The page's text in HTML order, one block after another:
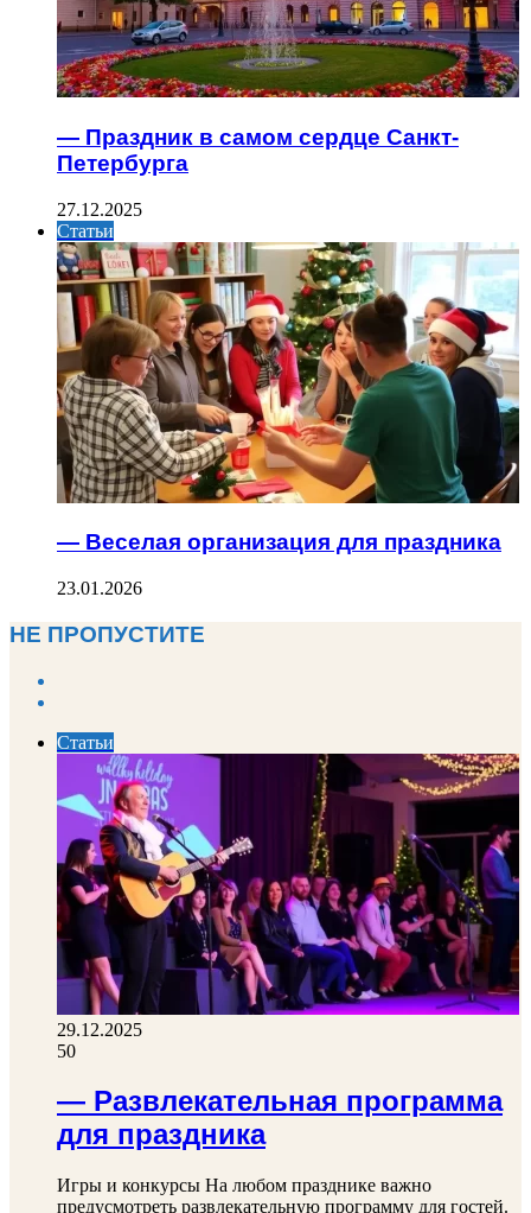
— Праздник в самом сердце Санкт-
Петербурга
27.12.2025
Статьи
— Веселая организация для праздника
23.01.2026
НЕ ПРОПУСТИТЕ
Статьи
29.12.2025
50
— Развлекательная программа
для праздника
Игры и конкурсы На любом празднике важно
предусмотреть развлекательную программу для гостей.